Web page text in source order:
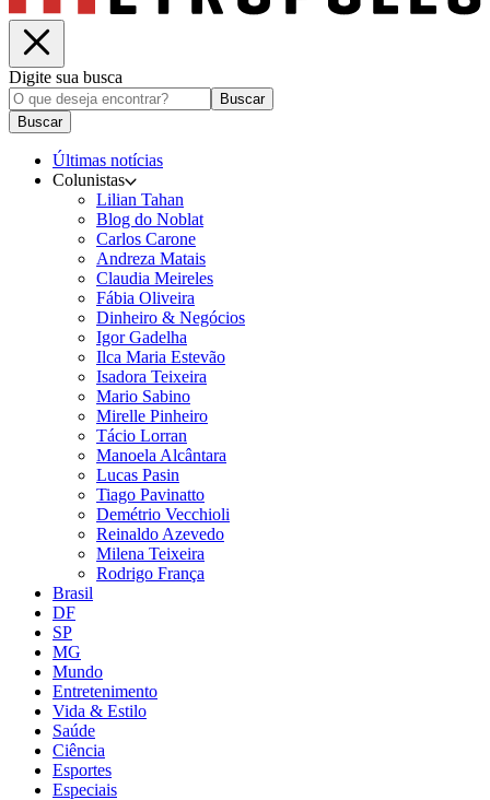
Digite sua busca
Buscar
Buscar
Últimas notícias
Colunistas
Lilian Tahan
Blog do Noblat
Carlos Carone
Andreza Matais
Claudia Meireles
Fábia Oliveira
Dinheiro & Negócios
Igor Gadelha
Ilca Maria Estevão
Isadora Teixeira
Mario Sabino
Mirelle Pinheiro
Tácio Lorran
Manoela Alcântara
Lucas Pasin
Tiago Pavinatto
Demétrio Vecchioli
Reinaldo Azevedo
Milena Teixeira
Rodrigo França
Brasil
DF
SP
MG
Mundo
Entretenimento
Vida & Estilo
Saúde
Ciência
Esportes
Especiais